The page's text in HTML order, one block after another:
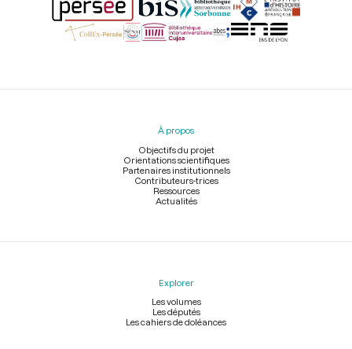
Menu
À propos
Objectifs du projet
Orientations scientifiques
Partenaires institutionnels
Contributeurs-trices
Ressources
Actualités
Explorer
Les volumes
Les députés
Les cahiers de doléances